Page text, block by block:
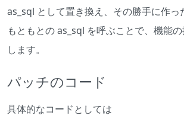
as_sql として置き換え、その勝手に作っ
もともとの as_sql を呼ぶことで、機能
します。
パッチのコード
具体的なコードとしては